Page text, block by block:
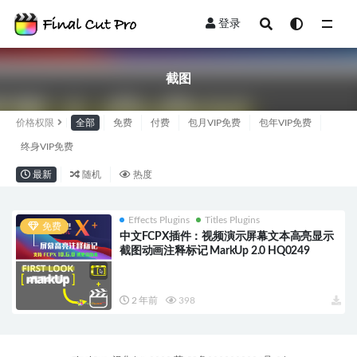
登录
截图
价格权限 全部 免费 付费 包月VIP免费 包年VIP免费
终身VIP免费
最新 随机 热度
免费
Effects Plugins Titles Plugins
中文FCPX插件：视频演示屏幕文本高亮显示
截图动画注释标记 MarkUp 2.0 HQ0249
2 年前 398